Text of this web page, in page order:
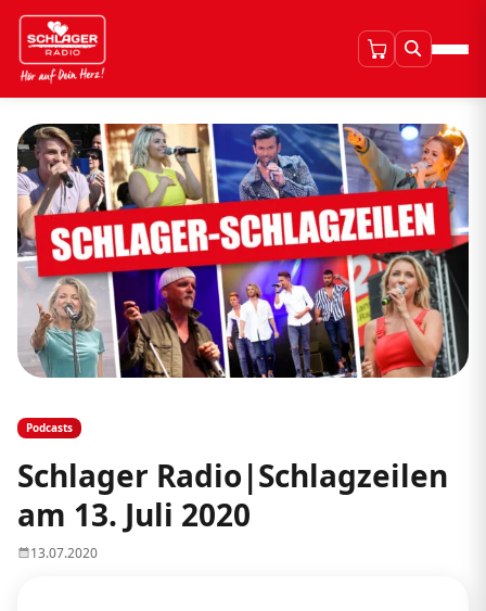
Podcasts
Schlager Radio|Schlagzeilen
am 13. Juli 2020
13.07.2020